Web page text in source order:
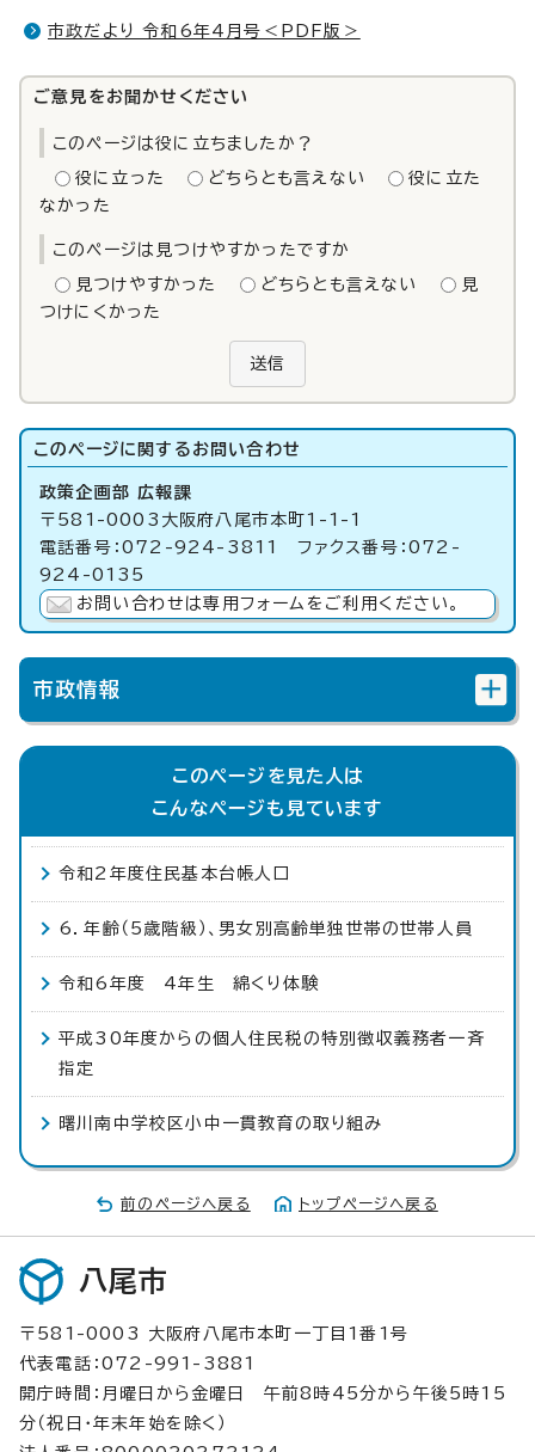
市政だより 令和6年4月号＜PDF版＞
ご意見をお聞かせください
このページは役に立ちましたか？
役に立った どちらとも言えない
役に立た
なかった
このページは見つけやすかったですか
見つけやすかった どちらとも言えない
見
つけにくかった
送信
このページに関する お問い合わせ
政策企画部 広報課
〒581-0003大阪府八尾市本町1-1-1
電話番号：072-924-3811 ファクス番号：072-
924-0135
お問い合わせは専用フォームをご利用ください。
市政情報
このページを見た人は
こんなページも見ています
令和2年度住民基本台帳人口
6．年齢（5歳階級）、男女別高齢単独世帯の世帯人員
令和6年度 4年生 綿くり体験
平成30年度からの個人住民税の特別徴収義務者一斉
指定
曙川南中学校区小中一貫教育の取り組み
前のページへ戻る トップページへ戻る
八尾市
〒581-0003 大阪府八尾市本町一丁目1番1号
代表電話：072-991-3881
開庁時間：月曜日から金曜日 午前8時45分から午後5時15
分（祝日・年末年始を除く）